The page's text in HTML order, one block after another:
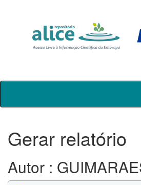
Skip
Gerar relatório
Autor :